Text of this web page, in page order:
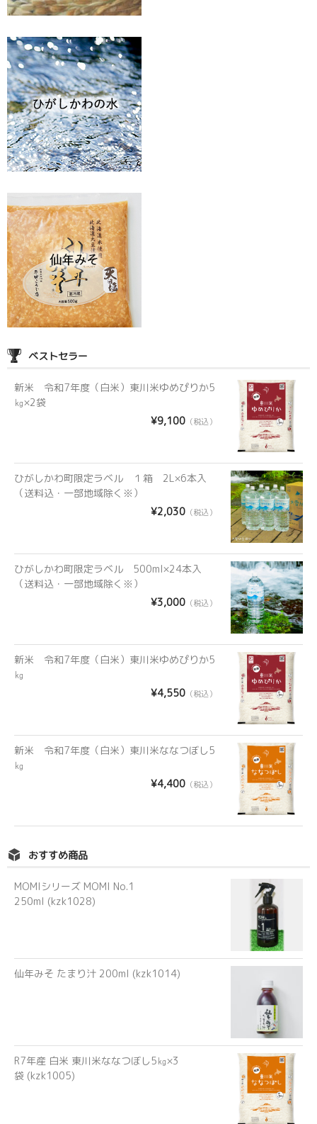
ベストセラー
新米 令和7年度（白米）東川米ゆめぴりか5
㎏×2袋
¥9,100（税込）
ひがしかわ町限定ラベル １箱 2L×6本入
（送料込・一部地域除く※）
¥2,030（税込）
ひがしかわ町限定ラベル 500ml×24本入
（送料込・一部地域除く※）
¥3,000（税込）
新米 令和7年度（白米）東川米ゆめぴりか5
㎏
¥4,550（税込）
新米 令和7年度（白米）東川米ななつぼし5
㎏
¥4,400（税込）
おすすめ商品
MOMIシリーズ MOMI No.1
250ml (kzk1028)
仙年みそ たまり汁 200ml (kzk1014)
R7年産 白米 東川米ななつぼし5㎏×3
袋 (kzk1005)